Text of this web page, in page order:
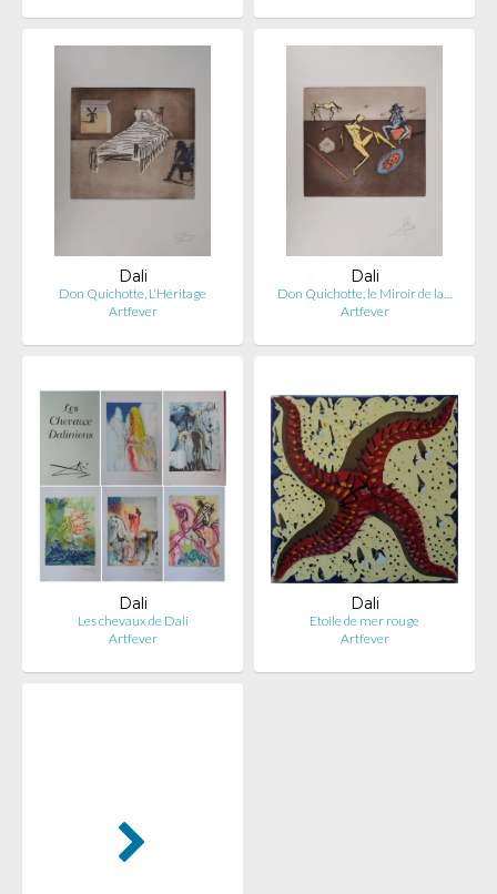
Dali
Don Quichotte, L'Héritage
Artfever
Dali
Don Quichotte, le Miroir de la…
Artfever
Dali
Les chevaux de Dali
Artfever
Dali
Etoile de mer rouge
Artfever